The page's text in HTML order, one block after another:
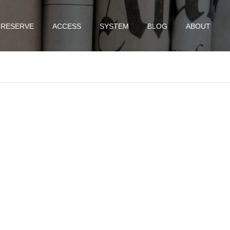
RESERVE ACCESS SYSTEM BLOG ABOUT